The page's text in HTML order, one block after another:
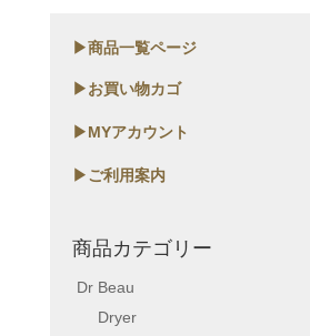
▶商品一覧ページ
▶お買い物カゴ
▶MYアカウント
▶ご利用案内
商品カテゴリー
Dr Beau
Dryer